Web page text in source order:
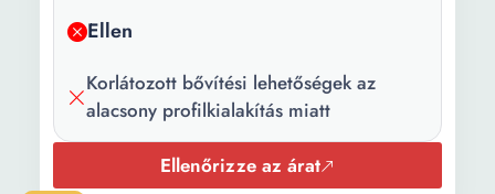
Ellen
Korlátozott bővítési lehetőségek az
alacsony profilkialakítás miatt
Ellenőrizze az árat